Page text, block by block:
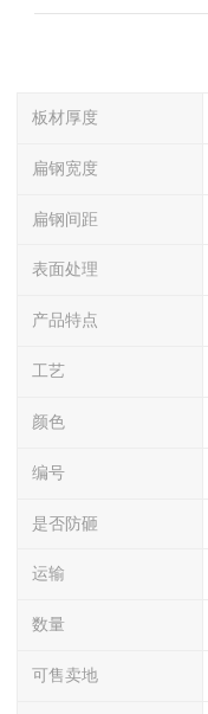
板材厚度
扁钢宽度
扁钢间距
表面处理
产品特点
工艺
颜色
编号
是否防砸
运输
数量
可售卖地